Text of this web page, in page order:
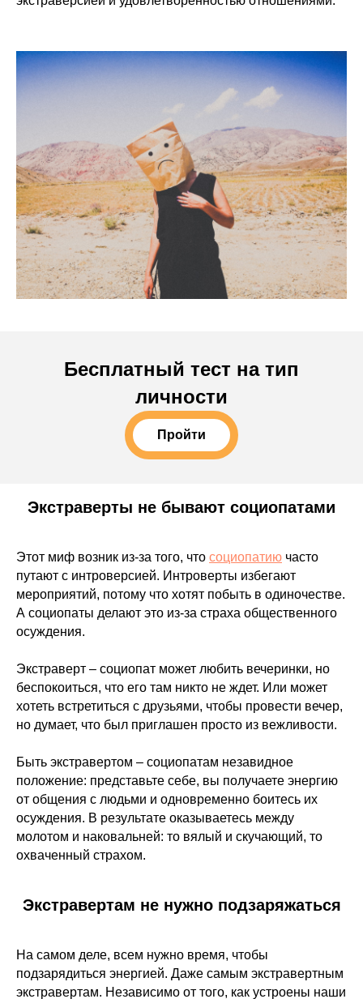
Бесплатный тест на тип
личности
Пройти
Экстраверты не бывают социопатами
Этот миф возник из-за того, что социопатию часто
путают с интроверсией. Интроверты избегают
мероприятий, потому что хотят побыть в одиночестве.
А социопаты делают это из-за страха общественного
осуждения.
Экстраверт – социопат может любить вечеринки, но
беспокоиться, что его там никто не ждет. Или может
хотеть встретиться с друзьями, чтобы провести вечер,
но думает, что был приглашен просто из вежливости.
Быть экстравертом – социопатам незавидное
положение: представьте себе, вы получаете энергию
от общения с людьми и одновременно боитесь их
осуждения. В результате оказываетесь между
молотом и наковальней: то вялый и скучающий, то
охваченный страхом.
Экстравертам не нужно подзаряжаться
На самом деле, всем нужно время, чтобы
подзарядиться энергией. Даже самым экстравертным
экстравертам. Независимо от того, как устроены наши